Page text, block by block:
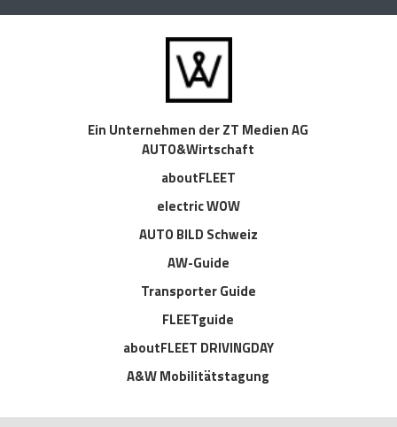
Ein Unternehmen der ZT Medien AG
AUTO&Wirtschaft
aboutFLEET
electric WOW
AUTO BILD Schweiz
AW-Guide
Transporter Guide
FLEETguide
aboutFLEET DRIVINGDAY
A&W Mobilitätstagung